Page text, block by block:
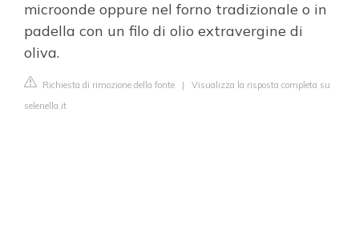
microonde oppure nel forno tradizionale o in
padella con un filo di olio extravergine di
oliva.
Richiesta di rimozione della fonte | Visualizza la risposta completa su
selenella.it